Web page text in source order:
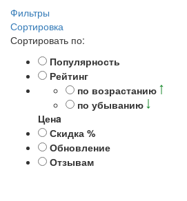
Фильтры
Сортировка
Сортировать по:
Популярность
Рейтинг
по возрастанию
по убыванию
Ценa
Скидка %
Обновление
Отзывам